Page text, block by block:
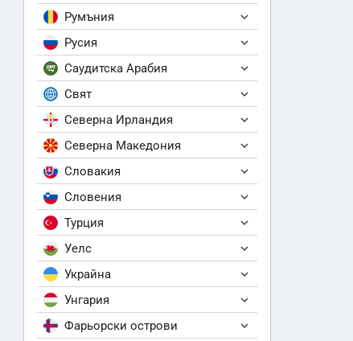
Румъния
Русия
Саудитска Арабия
Свят
Северна Ирландия
Северна Македония
Словакия
Словения
Турция
Уелс
Украйна
Унгария
Фарьорски острови